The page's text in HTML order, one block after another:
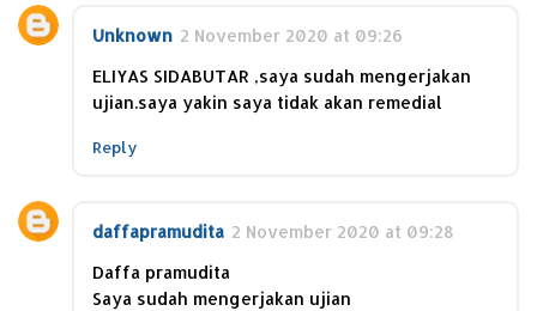
Unknown 2 November 2020 at 09:26
ELIYAS SIDABUTAR ,saya sudah mengerjakan
ujian.saya yakin saya tidak akan remedial
Reply
daffapramudita 2 November 2020 at 09:28
Daffa pramudita
Saya sudah mengerjakan ujian